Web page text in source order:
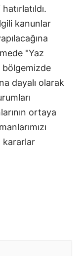
Osmaniye
Düzce
kanunlar
"Yaz
bölgemizde
dayalı olarak
ortaya
kararlar